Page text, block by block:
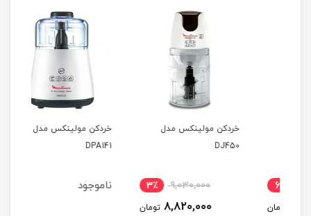
خردکن مولینکس مدل
9,030,000 3٪
8,820,000 تومان
خردکن مولینکس مدل
ناموجود